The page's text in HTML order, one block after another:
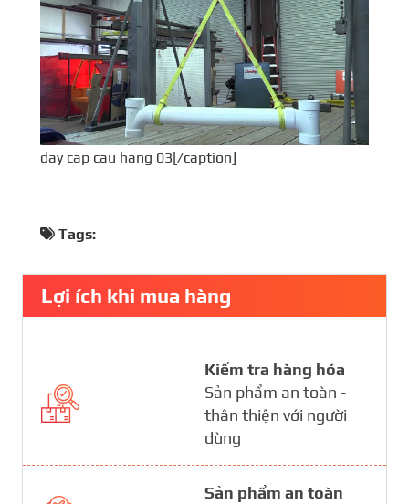
day cap cau hang 03[/caption]
Tags:
Lợi ích khi mua hàng
Kiểm tra hàng hóa
Sản phẩm an toàn -
thân thiện với người
dùng
Sản phẩm an toàn